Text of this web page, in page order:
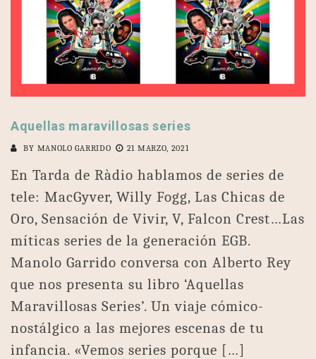
Aquellas maravillosas series
BY MANOLO GARRIDO 21 MARZO, 2021
En Tarda de Ràdio hablamos de series de
tele: MacGyver, Willy Fogg, Las Chicas de
Oro, Sensación de Vivir, V, Falcon Crest…Las
míticas series de la generación EGB.
Manolo Garrido conversa con Alberto Rey
que nos presenta su libro ‘Aquellas
Maravillosas Series’. Un viaje cómico-
nostálgico a las mejores escenas de tu
infancia. «Vemos series porque […]